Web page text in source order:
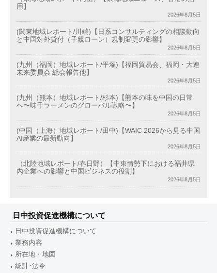
用】
2026年8月5日
(関東地域レポート/川端)【日系コンサルティングの相談動向
と中国対外貸付（子親ローン）規制変更の影響】
2026年8月5日
(九州（福岡）地域レポート/平塚)【福岡貿易会、福岡・大連
未来委員会 総会報告他】
2026年8月5日
(九州（熊本）地域レポート/杉本)【熊本の味を中国の日常
へ〜味千ラーメンのグローバル戦略〜】
2026年8月5日
(中国（上海）地域レポート/田中)【WAIC 2026から見る中国
AI産業の最新動向】
2026年8月5日
（北陸地域レポート/春日野）【中東情勢下における福井県
内企業への影響と中国ビジネスの役割】
2026年8月5日
日中投資促進機構について
日中投資促進機構について
業務内容
所在地・地図
統計･法令